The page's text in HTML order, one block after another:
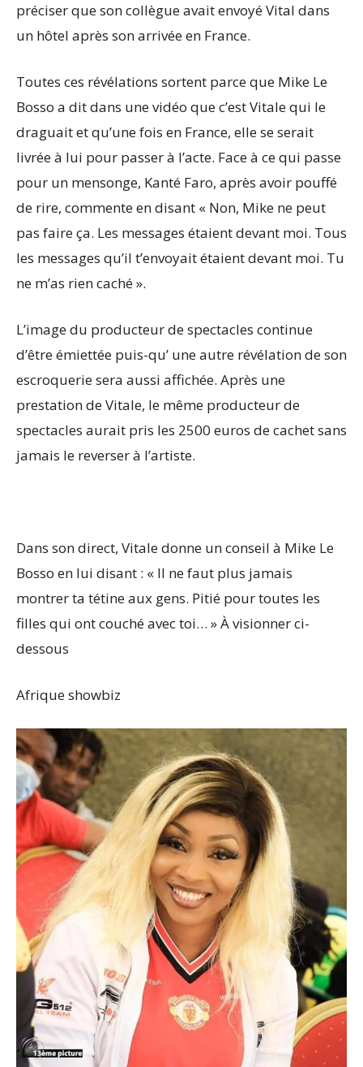
préciser que son collègue avait envoyé Vital dans
un hôtel après son arrivée en France.
Toutes ces révélations sortent parce que Mike Le
Bosso a dit dans une vidéo que c’est Vitale qui le
draguait et qu’une fois en France, elle se serait
livrée à lui pour passer à l’acte. Face à ce qui passe
pour un mensonge, Kanté Faro, après avoir pouffé
de rire, commente en disant « Non, Mike ne peut
pas faire ça. Les messages étaient devant moi. Tous
les messages qu’il t’envoyait étaient devant moi. Tu
ne m’as rien caché ».
L’image du producteur de spectacles continue
d’être émiettée puis-qu’ une autre révélation de son
escroquerie sera aussi affichée. Après une
prestation de Vitale, le même producteur de
spectacles aurait pris les 2500 euros de cachet sans
jamais le reverser à l’artiste.
Dans son direct, Vitale donne un conseil à Mike Le
Bosso en lui disant : « Il ne faut plus jamais
montrer ta tétine aux gens. Pitié pour toutes les
filles qui ont couché avec toi… » À visionner ci-
dessous
Afrique showbiz